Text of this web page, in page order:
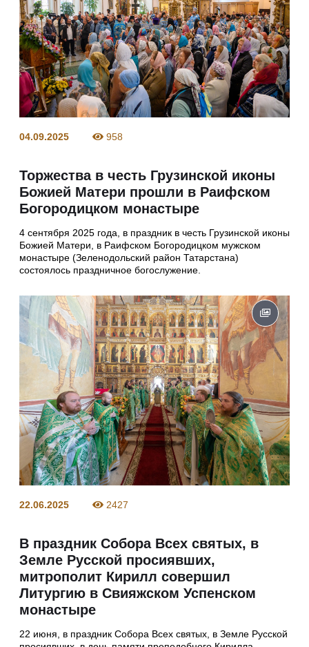
04.09.2025 958
Торжества в честь Грузинской иконы
Божией Матери прошли в Раифском
Богородицком монастыре
4 сентября 2025 года, в праздник в честь Грузинской иконы
Божией Матери, в Раифском Богородицком мужском
монастыре (Зеленодольский район Татарстана)
состоялось праздничное богослужение.
22.06.2025 2427
В праздник Собора Всех святых, в
Земле Русской просиявших,
митрополит Кирилл совершил
Литургию в Свияжском Успенском
монастыре
22 июня, в праздник Собора Всех святых, в Земле Русской